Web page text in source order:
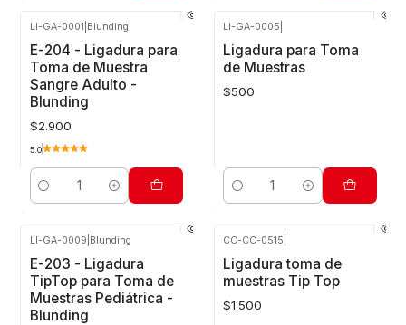
LI-GA-0001 Blunding
E-204 - Ligadura para
Toma de Muestra
Sangre Adulto -
Blunding
$2.900
5.0
Cantidad
LI-GA-0005
Ligadura para Toma
de Muestras
$500
Cantidad
LI-GA-0009 Blunding
E-203 - Ligadura
TipTop para Toma de
Muestras Pediátrica -
Blunding
CC-CC-0515
Ligadura toma de
muestras Tip Top
$1.500